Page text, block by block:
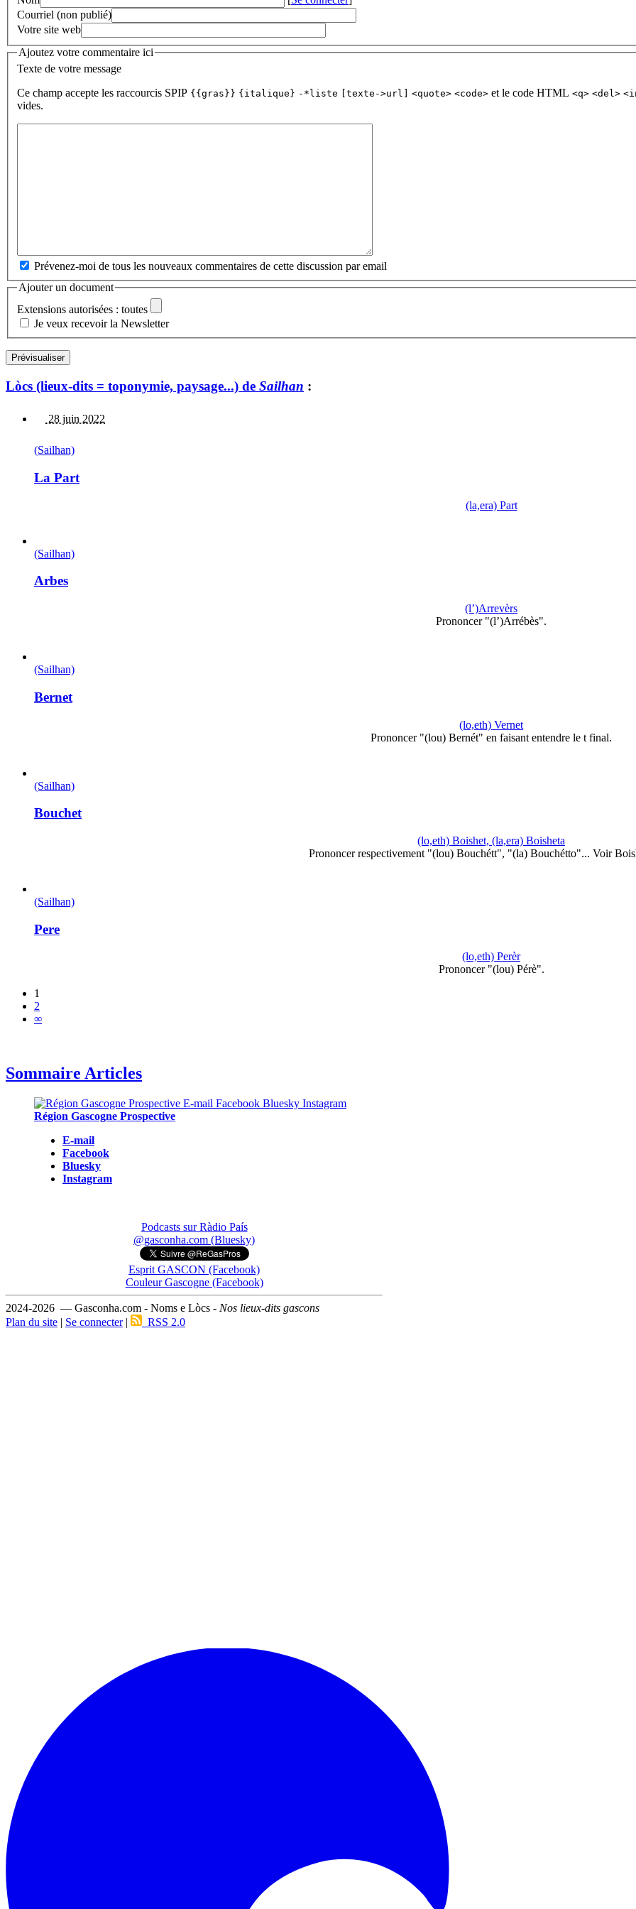
Courriel (non publié)
Votre site web
Ajoutez votre commentaire ici
Texte de votre message
Ce champ accepte les raccourcis SPIP {{gras}} {italique} -*liste [texte->url] <quote> <code> et le code HTML <q> <del>
vides.
Prévenez-moi de tous les nouveaux commentaires de cette discussion par email
Ajouter un document
Extensions autorisées : toutes
Je veux recevoir la Newsletter
Lòcs (lieux-dits = toponymie, paysage...) de Sailhan :
28 juin 2022
(Sailhan)
La Part
(la,era) Part
(Sailhan)
Arbes
(l’)Arrevèrs
Prononcer "(l’)Arrébès".
(Sailhan)
Bernet
(lo,eth) Vernet
Prononcer "(lou) Bernét" en faisant entendre le t final.
(Sailhan)
Bouchet
(lo,eth) Boishet, (la,era) Boisheta
Prononcer respectivement "(lou) Bouchétt", "(la) Bouchétto"... Voir
(Sailhan)
Pere
(lo,eth) Perèr
Prononcer "(lou) Pérè".
1
2
∞
Sommaire Articles
Région Gascogne Prospective
E-mail
Facebook
Bluesky
Instagram
Podcasts sur Ràdio País
@gasconha.com (Bluesky)
Esprit GASCON (Facebook)
Couleur Gascogne (Facebook)
2024-2026 — Gasconha.com - Noms e Lòcs - Nos lieux-dits gascons
Plan du site | Se connecter| RSS 2.0